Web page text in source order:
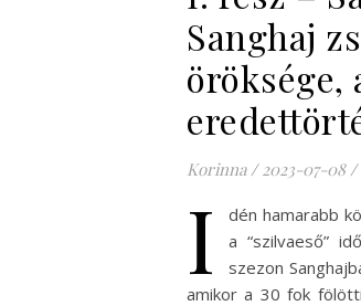
Sanghaj
öröksége,
Korinna / 2023-07-08 /
I
dén hamarabb
a “szilvaeső”
szezon
amikor a 30 fok